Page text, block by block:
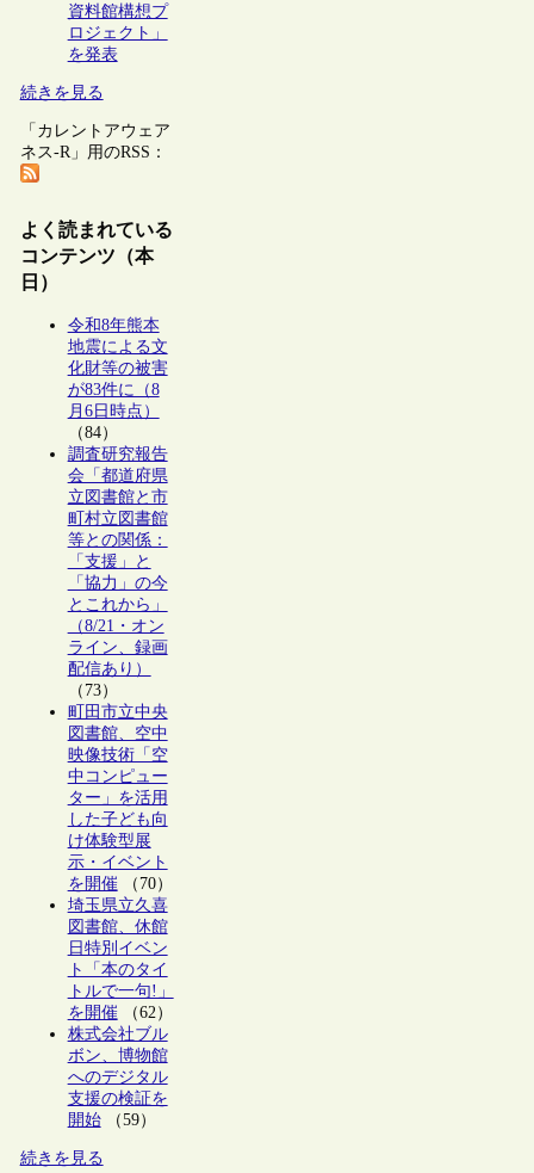
資料館構想プ
ロジェクト」
を発表
続きを見る
「カレントアウェア
ネス-R」用のRSS：
よく読まれている
コンテンツ（本
日）
令和8年熊本
地震による文
化財等の被害
が83件に（8
月6日時点）
（84）
調査研究報告
会「都道府県
立図書館と市
町村立図書館
等との関係：
「支援」と
「協力」の今
とこれから」
（8/21・オン
ライン、録画
配信あり）
（73）
町田市立中央
図書館、空中
映像技術「空
中コンピュー
ター」を活用
した子ども向
け体験型展
示・イベント
を開催（70）
埼玉県立久喜
図書館、休館
日特別イベン
ト「本のタイ
トルで一句!」
を開催（62）
株式会社ブル
ボン、博物館
へのデジタル
支援の検証を
開始（59）
続きを見る